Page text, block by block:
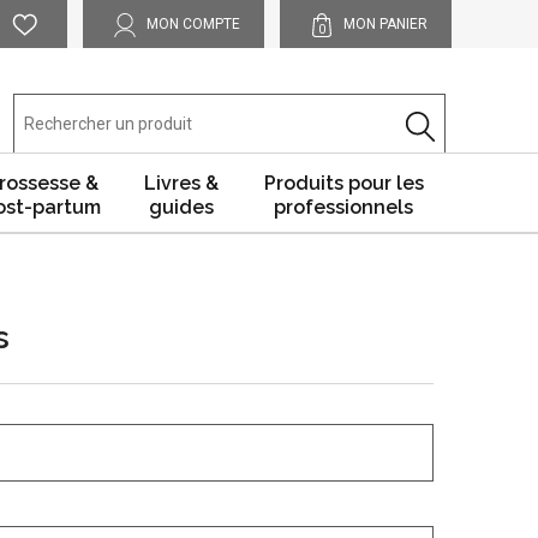
MON COMPTE 0 MON PANIER
&
partum
Livres &
guides
Produits pour les
professionnels